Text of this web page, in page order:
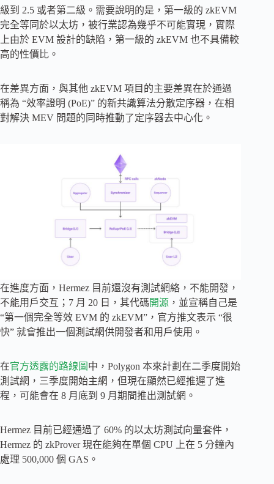
級到 2.5 或者第二級。需要說明的是，第一級的 zkEVM
完全等同於以太坊，被行業認為幾乎不可能實現，實際
上由於 EVM 設計的缺陷，第一級的 zkEVM 也不具備較
高的性價比。
在差異方面，與其他 zkEVM 項目的主要差異在於通過
稱為 “效率證明 (PoE)” 的新共識算法分散定序器，在相
對解決 MEV 問題的同時推動了定序器去中心化。
在進度方面，Hermez 目前還沒有測試網絡，不能開發，
不能用戶交互；7 月 20 日，其代碼開源 ，並宣稱自己是
“第一個完全等效 EVM 的 zkEVM”，官方推文表示 “很
快” 就會推出一個測試網供開發者和用戶使用。
在官方透露的路線圖 中，Polygon 本來計劃在二季度開始
測試網，三季度開始主網，但現在顯然已經推遲了進
程，可能會在 8 月底到 9 月期間推出測試網。
Hermez 目前已經通過了 60% 的以太坊測試向量套件，
Hermez 的 zkProver 現在能夠在單個 CPU 上在 5 分鐘內
處理 500,000 個 GAS。